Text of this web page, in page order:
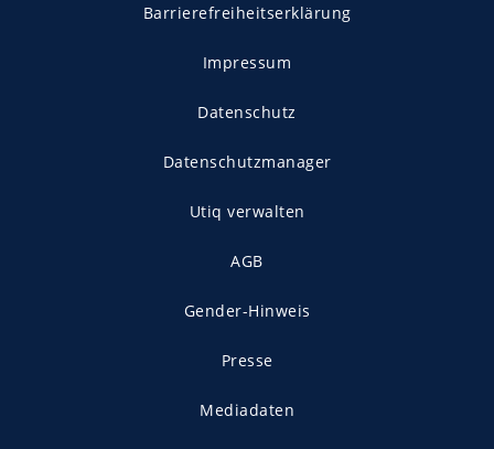
Barrierefreiheitserklärung
Impressum
Datenschutz
Datenschutzmanager
Utiq verwalten
AGB
Gender-Hinweis
Presse
Mediadaten